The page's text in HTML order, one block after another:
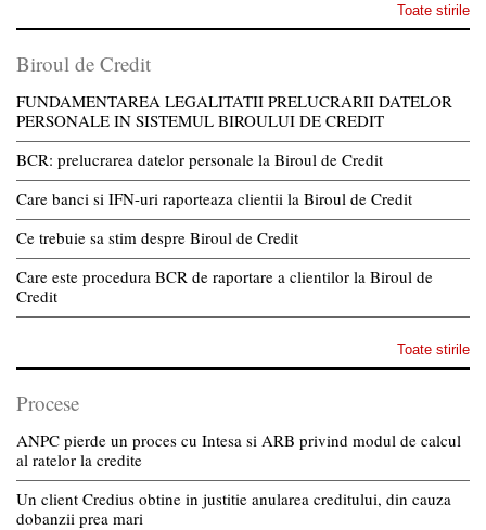
Toate stirile
Biroul de Credit
FUNDAMENTAREA LEGALITATII PRELUCRARII DATELOR
PERSONALE IN SISTEMUL BIROULUI DE CREDIT
BCR: prelucrarea datelor personale la Biroul de Credit
Care banci si IFN-uri raporteaza clientii la Biroul de Credit
Ce trebuie sa stim despre Biroul de Credit
Care este procedura BCR de raportare a clientilor la Biroul de
Credit
Toate stirile
Procese
ANPC pierde un proces cu Intesa si ARB privind modul de calcul
al ratelor la credite
Un client Credius obtine in justitie anularea creditului, din cauza
dobanzii prea mari